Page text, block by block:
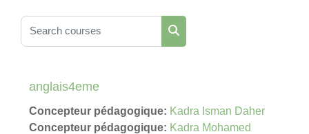
Search courses
Search courses
anglais4eme
Concepteur pédagogique: Kadra Isman Daher
Concepteur pédagogique: Kadra Mohamed